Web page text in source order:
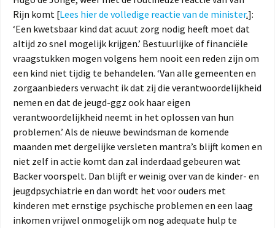
Rijn komt [Lees hier de volledige reactie van de minister.]:
‘Een kwetsbaar kind dat acuut zorg nodig heeft moet dat
altijd zo snel mogelijk krijgen.’ Bestuurlijke of financiële
vraagstukken mogen volgens hem nooit een reden zijn om
een kind niet tijdig te behandelen. ‘Van alle gemeenten en
zorgaanbieders verwacht ik dat zij die verantwoordelijkheid
nemen en dat de jeugd-ggz ook haar eigen
verantwoordelijkheid neemt in het oplossen van hun
problemen.’ Als de nieuwe bewindsman de komende
maanden met dergelijke versleten mantra’s blijft komen en
niet zelf in actie komt dan zal inderdaad gebeuren wat
Backer voorspelt. Dan blijft er weinig over van de kinder- en
jeugdpsychiatrie en dan wordt het voor ouders met
kinderen met ernstige psychische problemen en een laag
inkomen vrijwel onmogelijk om nog adequate hulp te